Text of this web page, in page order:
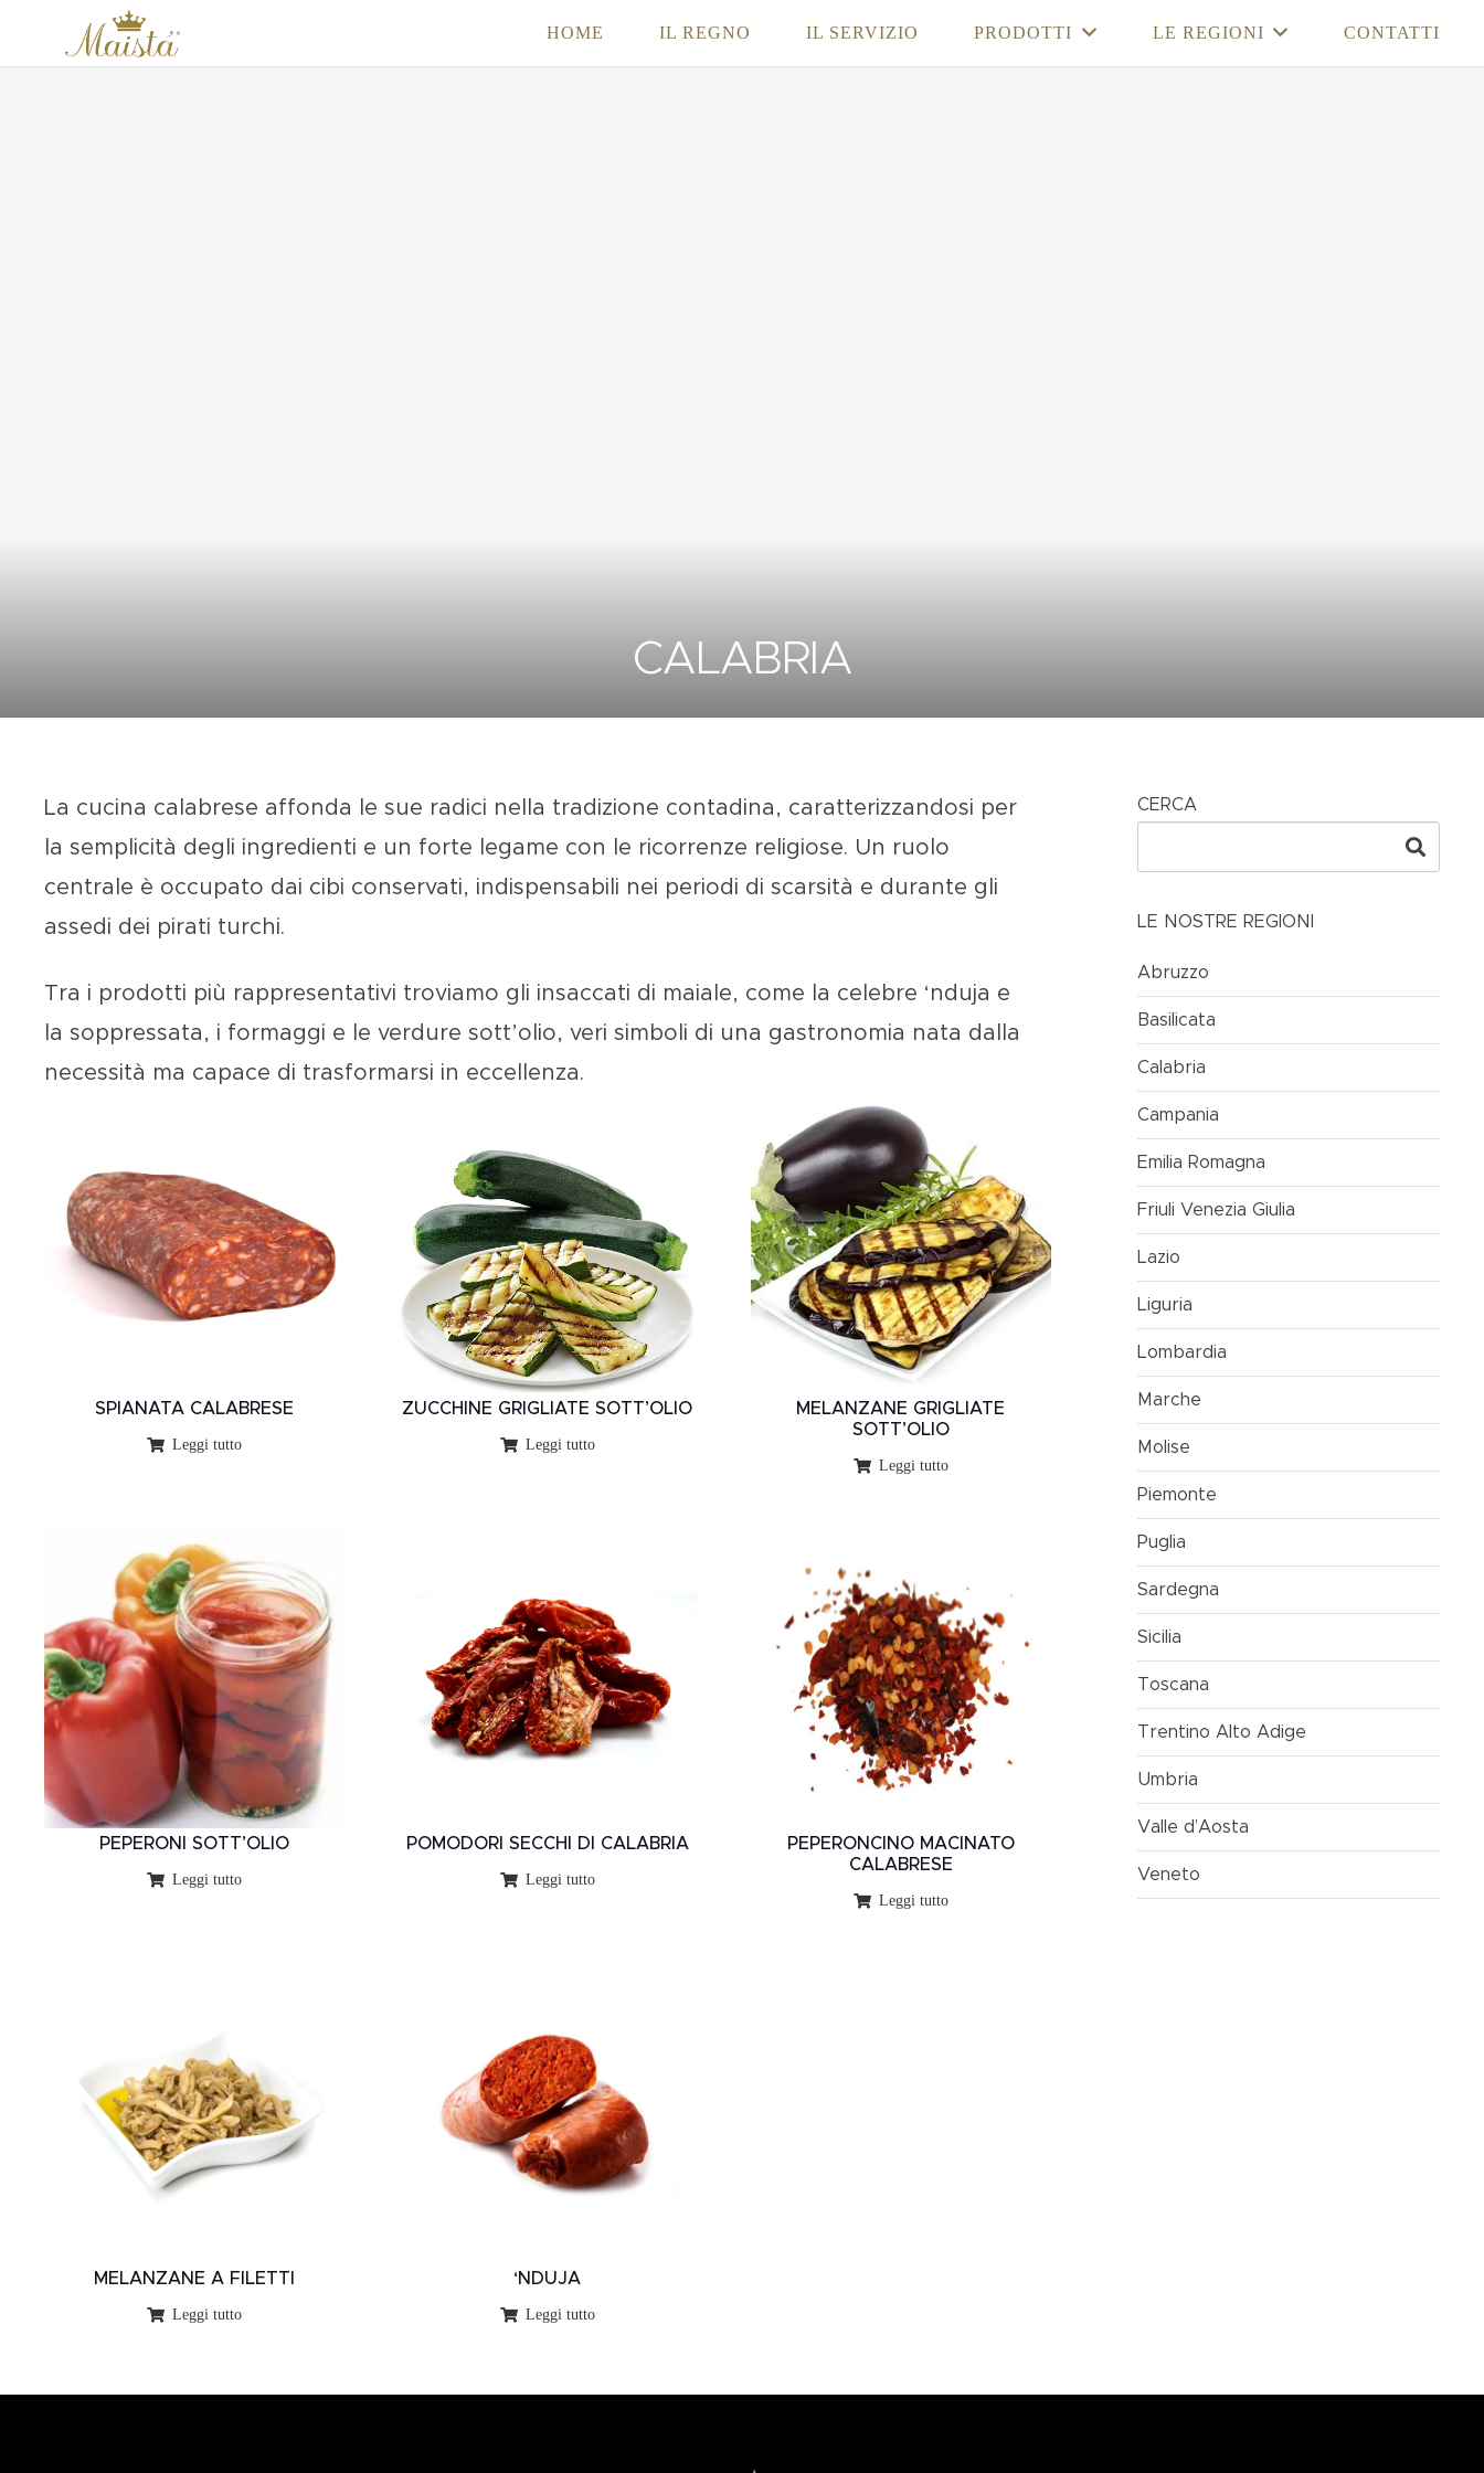
HOME IL REGNO IL SERVIZIO PRODOTTI LE REGIONI CONTATTI
CALABRIA
La cucina calabrese affonda le sue radici nella tradizione contadina, caratterizzandosi per
la semplicità degli ingredienti e un forte legame con le ricorrenze religiose. Un ruolo
centrale è occupato dai cibi conservati, indispensabili nei periodi di scarsità e durante gli
assedi dei pirati turchi.
Tra i prodotti più rappresentativi troviamo gli insaccati di maiale, come la celebre ‘nduja e
la soppressata , i formaggi e le verdure sott’olio, veri simboli di una gastronomia nata dalla
necessità ma capace di trasformarsi in eccellenza.
SPIANATA CALABRESE
Leggi tutto
ZUCCHINE GRIGLIATE SOTT’OLIO
Leggi tutto
MELANZANE GRIGLIATE
SOTT’OLIO
Leggi tutto
PEPERONI SOTT’OLIO
Leggi tutto
POMODORI SECCHI DI CALABRIA
Leggi tutto
PEPERONCINO MACINATO
CALABRESE
Leggi tutto
MELANZANE A FILETTI
Leggi tutto
‘NDUJA
Leggi tutto
CERCA
LE NOSTRE REGIONI
Abruzzo
Basilicata
Calabria
Campania
Emilia Romagna
Friuli Venezia Giulia
Lazio
Liguria
Lombardia
Marche
Molise
Piemonte
Puglia
Sardegna
Sicilia
Toscana
Trentino Alto Adige
Umbria
Valle d’Aosta
Veneto